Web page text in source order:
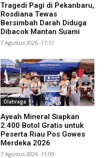
Tragedi Pagi di Pekanbaru,
Rosdiana Tewas
Bersimbah Darah Diduga
Dibacok Mantan Suami
7 Agustus 2026 -17:11
Olahraga
Ayeah Mineral Siapkan
2.400 Botol Gratis untuk
Peserta Riau Pos Gowes
Merdeka 2026
7 Agustus 2026 -11:09